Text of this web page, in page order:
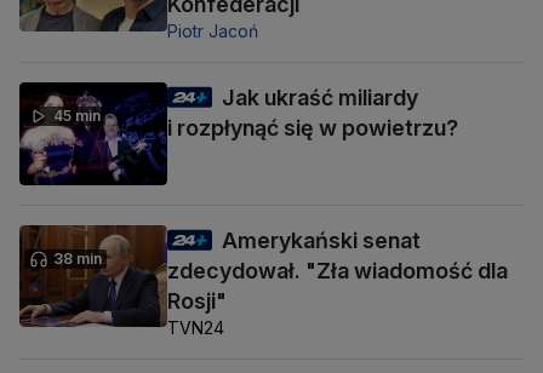
Piotr Jacoń
45 min
Jak ukraść miliardy
i rozpłynąć się w powietrzu?
38 min
Amerykański senat
zdecydował. "Zła wiadomość dla
Rosji"
TVN24